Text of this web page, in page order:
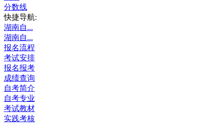
分数线
快捷导航:
湖南自...
湖南自...
报名流程
考试安排
报名报考
成绩查询
自考简介
自考专业
考试教材
实践考核